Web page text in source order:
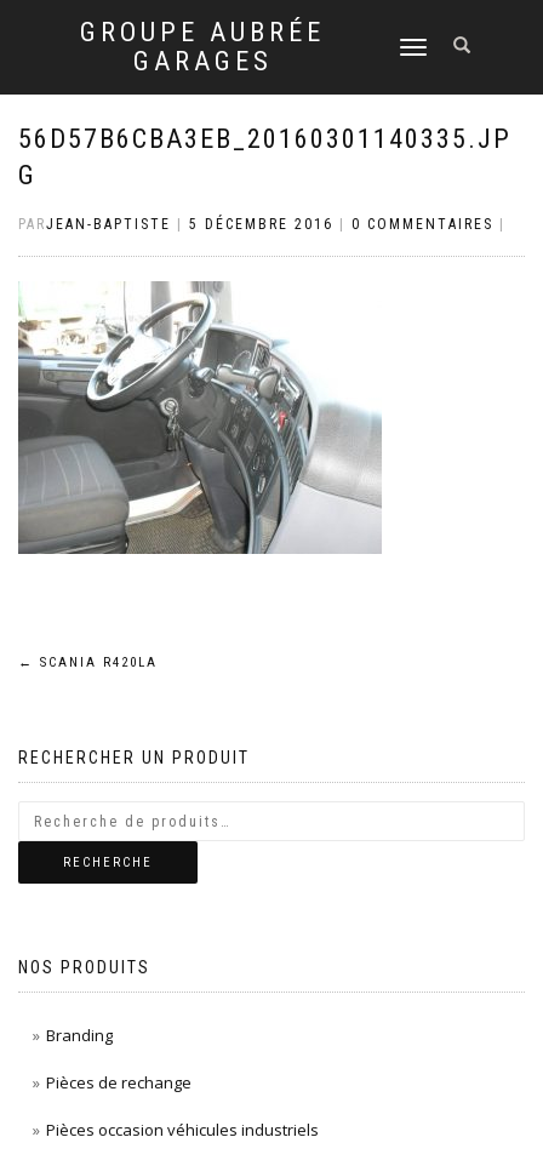
GROUPE AUBRÉE
GARAGES
DÉPLIER
NAVIGATION
56D57B6CBA3EB_20160301140335.JP
G
PARJEAN-BAPTISTE 5 DÉCEMBRE 2016 0 COMMENTAIRES
Navigation
l’article
← SCANIA R420LA
RECHERCHER UN PRODUIT
RECHERCHE
NOS PRODUITS
Branding
Pièces de rechange
Pièces occasion véhicules industriels